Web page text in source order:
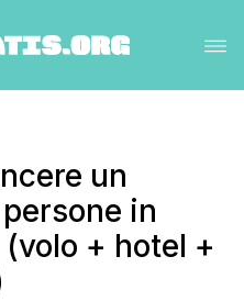
un
in
+ hotel +